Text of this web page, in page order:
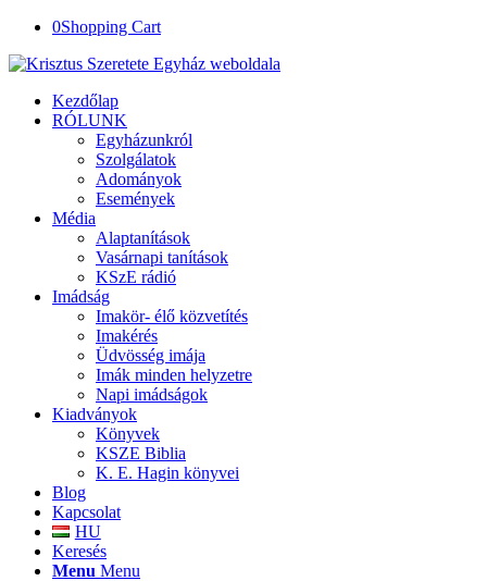
0Shopping Cart
Kezdőlap
RÓLUNK
Egyházunkról
Szolgálatok
Adományok
Események
Média
Alaptanítások
Vasárnapi tanítások
KSzE rádió
Imádság
Imakör- élő közvetítés
Imakérés
Üdvösség imája
Imák minden helyzetre
Napi imádságok
Kiadványok
Könyvek
KSZE Biblia
K. E. Hagin könyvei
Blog
Kapcsolat
HU
Keresés
Menu Menu